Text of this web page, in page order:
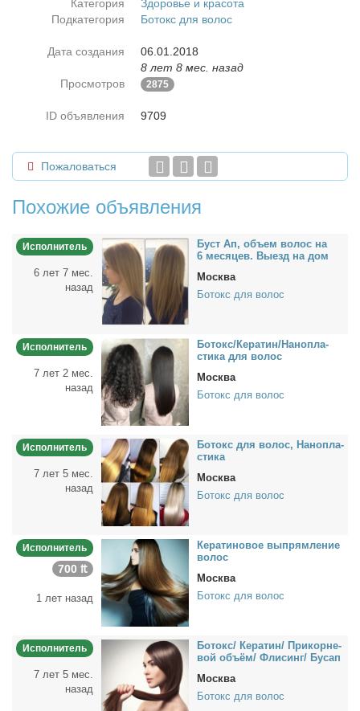
Категория
Здоровье и красота
Подкатегория
Ботокс для волос
Дата создания
06.01.2018
8 лет 8 мес. назад
Просмотров
2875
ID объявления 9709
Пожаловаться
Похожие объявления
Исполнитель
6 лет 7 мес.
назад
Буст Ап, объ­ем во­лос на
6 ме­ся­цев. Вы­езд на дом
Москва
Ботокс для волос
Исполнитель
7 лет 2 мес.
назад
Бо­токс/Ке­ра­тин/На­но­пла­
сти­ка для во­лос
Москва
Ботокс для волос
Исполнитель
7 лет 5 мес.
назад
Бо­токс для во­лос, На­но­пла­
сти­ка
Москва
Ботокс для волос
Исполнитель
700 ₶
1 лет назад
Ке­ра­ти­но­вое вы­прям­ле­ние
во­лос
Москва
Ботокс для волос
Исполнитель
7 лет 5 мес.
назад
Бо­токс/ Ке­ра­тин/ При­кор­не­
вой объ­ём/ Фли­синг/ Бу­сап
Москва
Ботокс для волос